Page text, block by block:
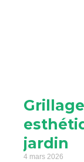
jardin
4 mars 2026